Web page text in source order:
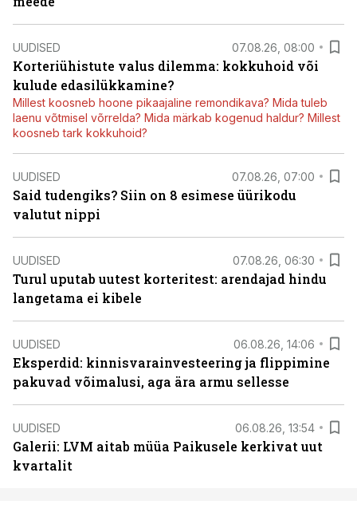
UUDISED 07.08.26, 08:00
Korteriühistute valus dilemma: kokkuhoid või
kulude edasilükkamine?
Millest koosneb hoone pikaajaline remondikava? Mida tuleb
laenu võtmisel võrrelda? Mida märkab kogenud haldur? Millest
koosneb tark kokkuhoid?
UUDISED 07.08.26, 07:00
Said tudengiks? Siin on 8 esimese üürikodu
valutut nippi
UUDISED 07.08.26, 06:30
Turul uputab uutest korteritest: arendajad hindu
langetama ei kibele
UUDISED 06.08.26, 14:06
Eksperdid: kinnisvarainvesteering ja flippimine
pakuvad võimalusi, aga ära armu sellesse
UUDISED 06.08.26, 13:54
Galerii: LVM aitab müüa Paikusele kerkivat uut
kvartalit